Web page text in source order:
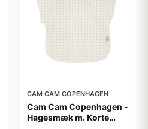
CAM CAM COPENHAGEN
Cam Cam Copenhagen -
Hagesmæk m. Korte